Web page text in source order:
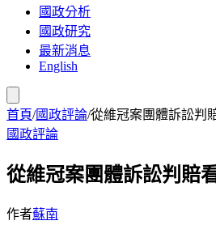
國政分析
國政研究
最新消息
English
首頁/國政評論/從維冠案團體訴訟判
國政評論
從維冠案團體訴訟判賠
作者蘇南